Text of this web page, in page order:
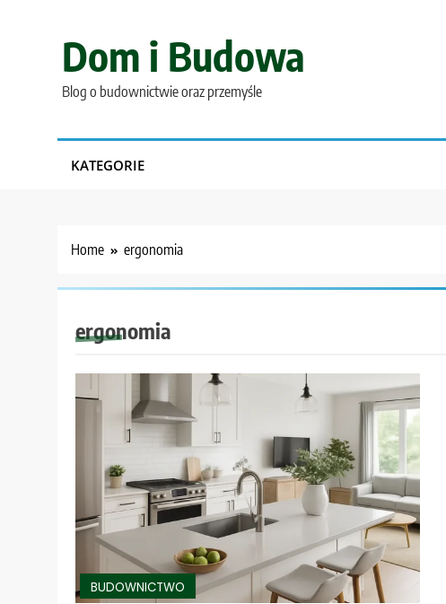
Dom i Budowa
Blog o budownictwie oraz przemyśle
KATEGORIE
Home ergonomia
ergonomia
BUDOWNICTWO